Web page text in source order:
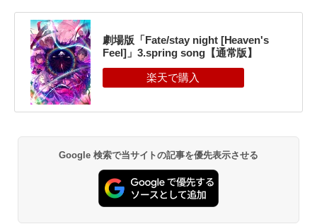
劇場版「Fate/stay night [Heaven's
Feel]」3.spring song【通常版】
Google 検索で当サイトの記事を優先表示させる